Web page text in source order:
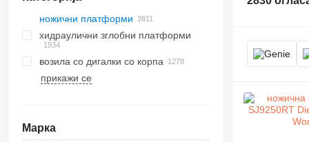
ножични платформи
хидраулични зглобни платформи
возила со дигалки со корпа
прикажи се
Марка